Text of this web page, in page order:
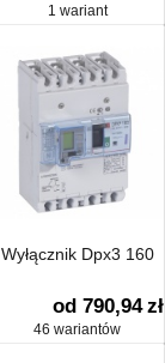
1 wariant
Wyłącznik Dpx3 160
od 790,94 zł
46 wariantów